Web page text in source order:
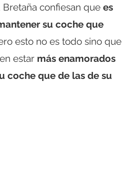
confiesan que es
su coche que
esto no es todo sino que
estar más enamorados
coche que de las de su